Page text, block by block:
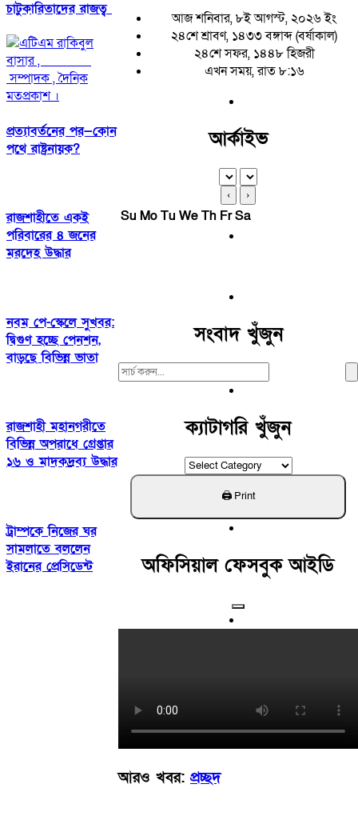
চাটুকারিতাদের রাজত্ব
প্রত্যাবর্তনের পর—কোন
পথে রাষ্ট্রনায়ক?
রাজশাহীতে একই
পরিবারের ৪ জনের
মরদেহ উদ্ধার
নবম পে-স্কেলে সুখবর:
দ্বিগুণ হচ্ছে পেনশন,
বাড়ছে বিভিন্ন ভাতা
রাজশাহী মহানগরীতে
বিভিন্ন অপরাধে গ্রেপ্তার
১৬ ও মাদকদ্রব্য উদ্ধার
ট্রাম্পকে নিজের ঘর
সামলাতে বললেন
ইরানের প্রেসিডেন্ট
আজ শনিবার, ৮ই আগস্ট, ২০২৬ ইং
২৪শে শ্রাবণ, ১৪৩৩ বঙ্গাব্দ (বর্ষাকাল)
২৪শে সফর, ১৪৪৮ হিজরী
এখন সময়, রাত ৮:১৬
আর্কাইভ
‹ ›
Su MoTu WeTh FrSa
সংবাদ খুঁজুন
Search
ক্যাটাগরি খুঁজুন
ক্যাটাগরি
খুঁজুন
অফিসিয়াল ফেসবুক আইডি
আরও খবর: প্রচ্ছদ